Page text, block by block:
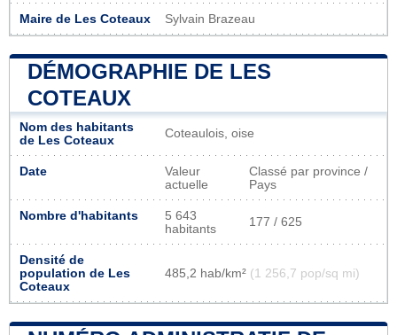
Maire de Les Coteaux Sylvain Brazeau
DÉMOGRAPHIE DE LES
COTEAUX
Nom des habitants
de Les Coteaux
Coteaulois, oise
Date
Valeur
actuelle
Classé par province /
Pays
Nombre d'habitants
5 643
habitants
177 / 625
Densité de
population de Les
Coteaux
485,2 hab/km² (1 256,7 pop/sq mi)